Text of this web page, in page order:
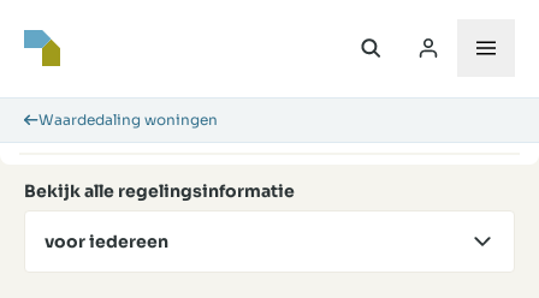
Waardedaling woningen
Bekijk alle regelingsinformatie
voor iedereen